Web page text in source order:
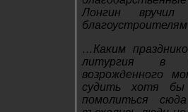
Лонгин
благоустроителям
…Каким
литургия в
возрожденного
судить хотя
помолиться